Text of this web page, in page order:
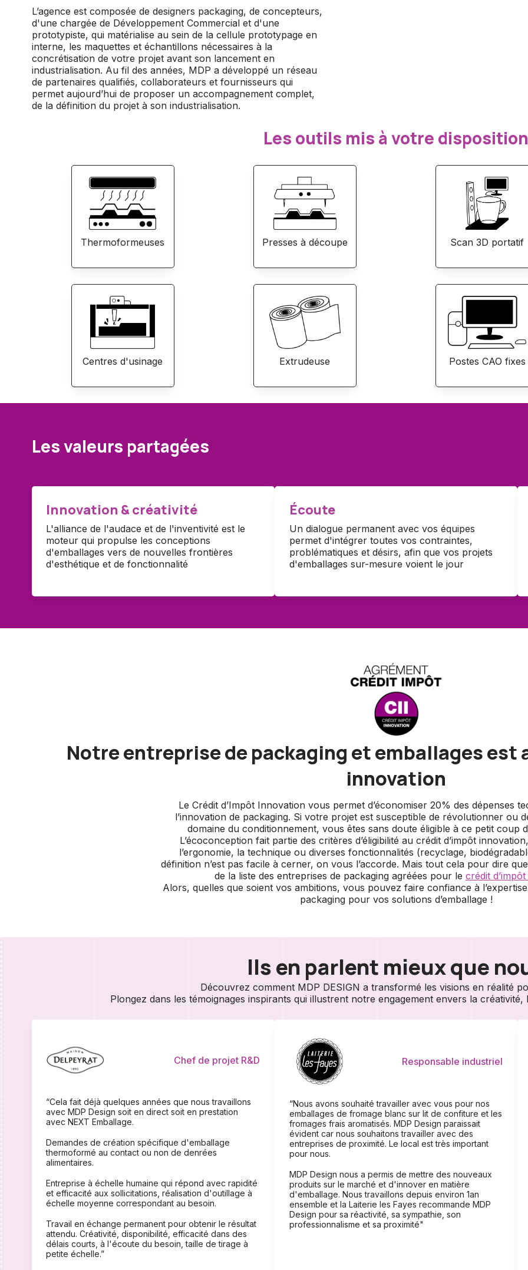
L’agence est composée de designers packaging, de concepteurs,
d'une chargée de Développement Commercial et d'une
prototypiste, qui matérialise au sein de la cellule prototypage en
interne, les maquettes et échantillons nécessaires à la
concrétisation de votre projet avant son lancement en
industrialisation. Au fil des années, MDP a développé un réseau
de partenaires qualifiés, collaborateurs et fournisseurs qui
permet aujourd’hui de proposer un accompagnement complet,
de la définition du projet à son industrialisation.
Les outils mis à votre disposition
Thermoformeuses Presses à découpe Scan 3D portatif
Centres d'usinage Extrudeuse Postes CAO fixes
Les valeurs partagées
Innovation & créativité
L'alliance de l'audace et de l'inventivité est le
moteur qui propulse les conceptions
d'emballages vers de nouvelles frontières
d'esthétique et de fonctionnalité
Écoute
Un dialogue permanent avec vos équipes
permet d'intégrer toutes vos contraintes,
problématiques et désirs, afin que vos projets
d'emballages sur-mesure voient le jour
Notre entreprise de packaging et emballages est
innovation
Le Crédit d’Impôt Innovation vous permet d’économiser 20% des dépenses
l’innovation de packaging. Si votre projet est susceptible de révolutionner ou
domaine du conditionnement, vous êtes sans doute éligible à ce petit coup
L’écoconception fait partie des critères d’éligibilité au crédit d’impôt
l’ergonomie, la technique ou diverses fonctionnalités (recyclage,
définition n’est pas facile à cerner, on vous l’accorde. Mais tout cela pour dire
de la liste des entreprises de packaging agréées pour le crédit
Alors, quelles que soient vos ambitions, vous pouvez faire confiance à
packaging pour vos solutions d’emballage !
Ils en parlent mieux que
Découvrez comment MDP DESIGN a transformé les visions en réalité
Plongez dans les témoignages inspirants qui illustrent notre engagement envers la
Chef de projet R&D
“Cela fait déjà quelques années que nous travaillons
avec MDP Design soit en direct soit en prestation
avec NEXT Emballage.
Demandes de création spécifique d'emballage
thermoformé au contact ou non de denrées
alimentaires.
Entreprise à échelle humaine qui répond avec rapidité
et efficacité aux sollicitations, réalisation d'outillage à
échelle moyenne correspondant au besoin.
Travail en échange permanent pour obtenir le résultat
attendu. Créativité, disponibilité, efficacité dans des
délais courts, à l'écoute du besoin, taille de tirage à
petite échelle.”
Responsable industriel
“Nous avons souhaité travailler avec vous pour nos
emballages de fromage blanc sur lit de confiture et les
fromages frais aromatisés. MDP Design paraissait
évident car nous souhaitons travailler avec des
entreprises de proximité. Le local est très important
pour nous.
MDP Design nous a permis de mettre des nouveaux
produits sur le marché et d'innover en matière
d'emballage. Nous travaillons depuis environ 1an
ensemble et la Laiterie les Fayes recommande MDP
Design pour sa réactivité, sa sympathie, son
professionnalisme et sa proximité"